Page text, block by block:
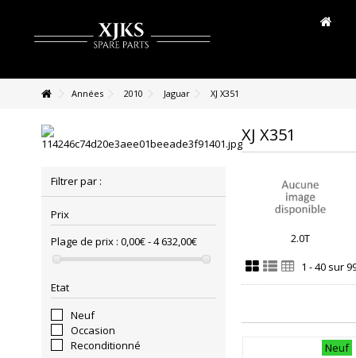
Années 2010 Jaguar XJ X351
Filtrer par :
Prix
Plage de prix : 0,00€ - 4 632,00€
Etat
Neuf
Occasion
Reconditionné
XJ X351
2.0T
1 - 40 sur
Neuf